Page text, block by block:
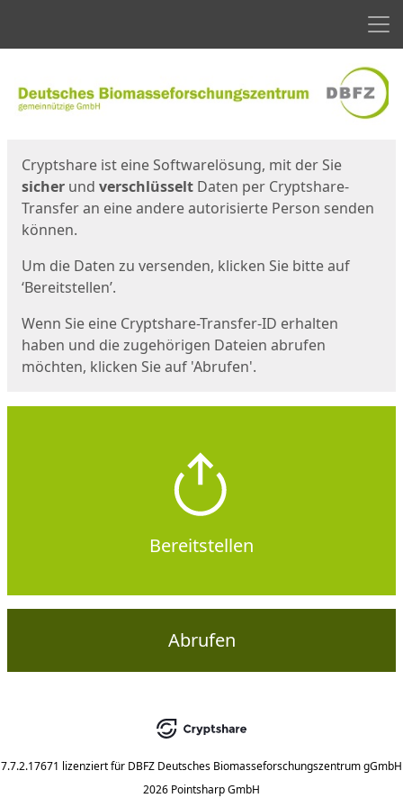
Cryptshare ist eine Softwarelösung, mit der Sie
sicher und verschlüsselt Daten per Cryptshare-
Transfer an eine andere autorisierte Person senden
können.
Um die Daten zu versenden, klicken Sie bitte auf
‘Bereitstellen’.
Wenn Sie eine Cryptshare-Transfer-ID erhalten
haben und die zugehörigen Dateien abrufen
möchten, klicken Sie auf 'Abrufen'.
Bereitstellen
Abrufen
7.7.2.17671 lizenziert für DBFZ Deutsches Biomasseforschungszentrum gGmbH
2026 Pointsharp GmbH